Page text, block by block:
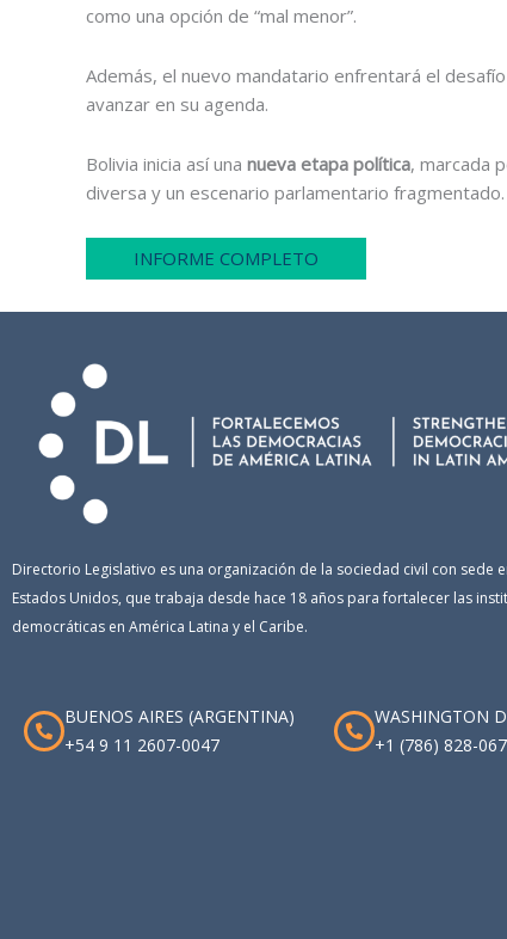
como una opción de “mal menor”.
Además, el nuevo mandatario enfrentará el
avanzar en su agenda.
Bolivia inicia así una nueva etapa política, marcada
diversa y un escenario parlamentario fragmentado.
INFORME COMPLETO
Directorio Legislativo es una organización de la sociedad civil con sede
Estados Unidos, que trabaja desde hace 18 años para fortalecer las
democráticas en América Latina y el Caribe.
BUENOS AIRES (ARGENTINA)
+54 9 11 2607-0047
WASHINGTON
+1 (786) 828-